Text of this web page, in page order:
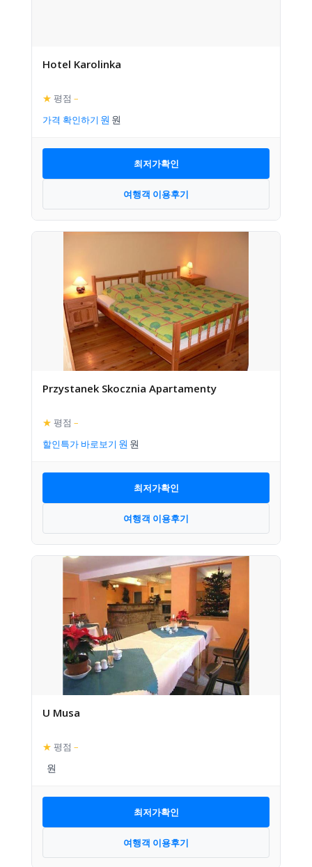
Hotel Karolinka
★ 평점 –
가격 확인하기
최저가확인
여행객 이용후기
Przystanek Skocznia Apartamenty
★ 평점 –
할인특가 바로보기
최저가확인
여행객 이용후기
U Musa
★ 평점 –
최저가확인
여행객 이용후기